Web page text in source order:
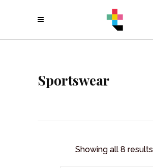
Sportswear
Showing all 8 results